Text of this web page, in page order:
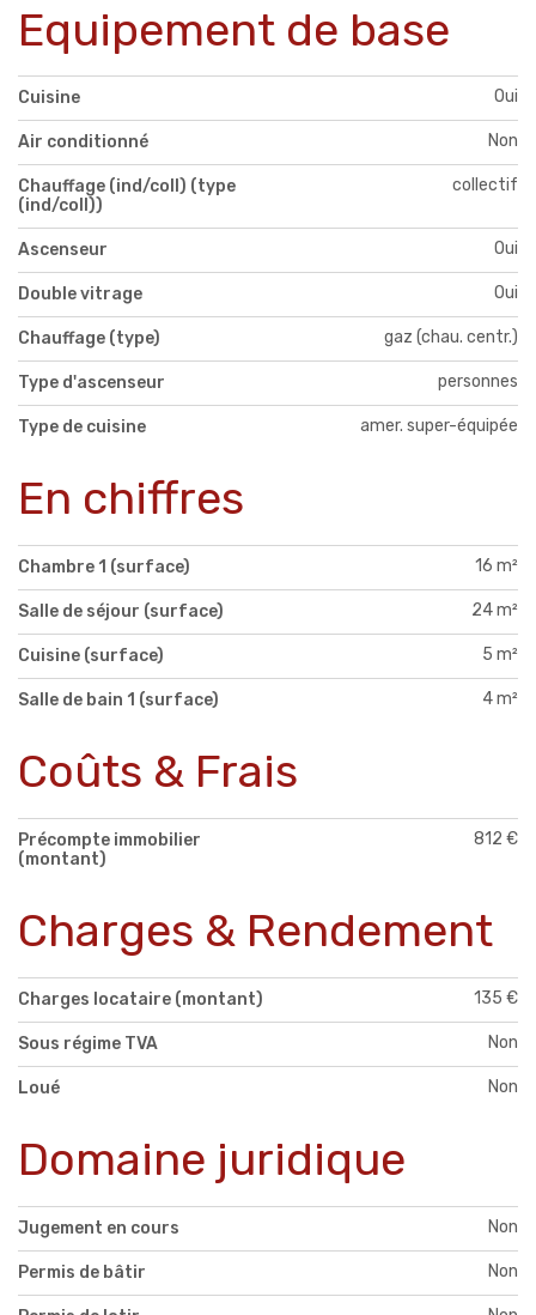
Equipement de base
Cuisine Oui
Air conditionné Non
Chauffage (ind/coll) (type
(ind/coll))
collectif
Ascenseur Oui
Double vitrage Oui
Chauffage (type) gaz (chau. centr.)
Type d'ascenseur personnes
Type de cuisine amer. super-équipée
En chiffres
Chambre 1 (surface) 16 m²
Salle de séjour (surface) 24 m²
Cuisine (surface) 5 m²
Salle de bain 1 (surface) 4 m²
Coûts & Frais
Précompte immobilier
(montant)
812 €
Charges & Rendement
Charges locataire (montant) 135 €
Sous régime TVA Non
Loué Non
Domaine juridique
Jugement en cours Non
Permis de bâtir Non